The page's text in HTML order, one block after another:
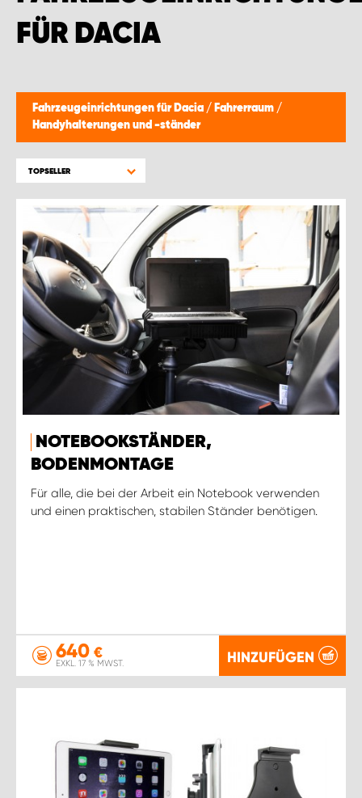
FÜR DACIA
Fahrzeugeinrichtungen für Dacia / Fahrerraum /
Handyhalterungen und -ständer
TOPSELLER
NOTEBOOKSTÄNDER,
BODENMONTAGE
Für alle, die bei der Arbeit ein Notebook verwenden
und einen praktischen, stabilen Ständer benötigen.
640 €
EXKL. 17 % MWST. HINZUFÜGEN